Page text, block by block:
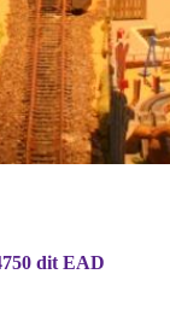
dit EAD